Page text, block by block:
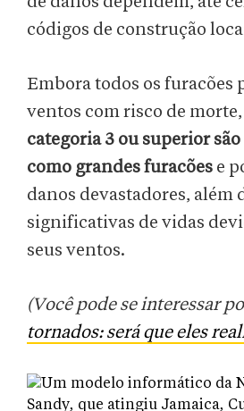
códigos de construção
Embora todos os furacões
ventos com risco de morte,
categoria 3 ou superior
como grandes furacões e
danos devastadores, além
significativas de vidas
seus ventos.
(Você pode se interessar
tornados: será que eles